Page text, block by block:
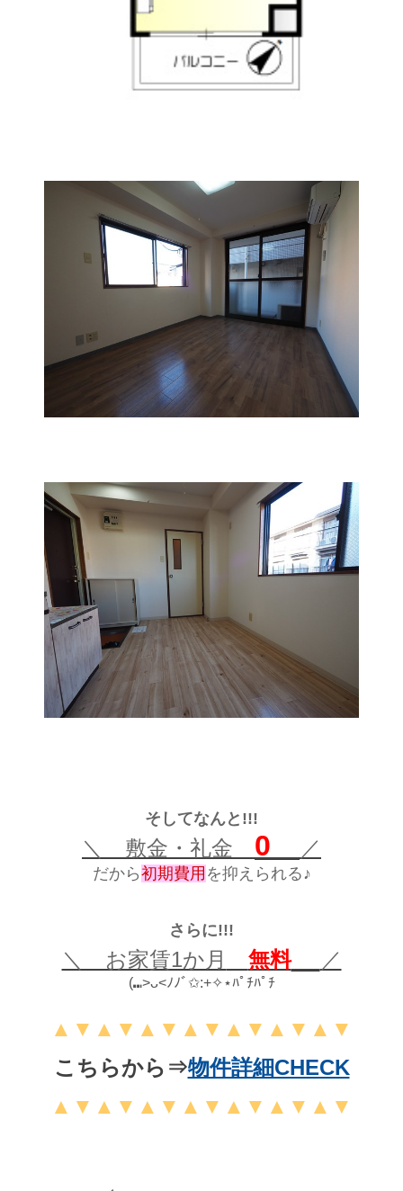
そしてなんと!!!
＼ 敷金・礼金 0 ／
だから初期費用 を抑えられる♪
さらに!!!
＼ お家賃1か月 無料 ／
(⑉>ᴗ<ﾉﾉﾞ✩:+✧︎⋆ﾊﾟﾁﾊﾟﾁ
▲ ▼ ▲ ▼ ▲ ▼ ▲ ▼ ▲ ▼ ▲ ▼ ▲ ▼
こちらから⇒物件詳細CHECK
▲ ▼ ▲ ▼ ▲ ▼ ▲ ▼ ▲ ▼ ▲ ▼ ▲ ▼